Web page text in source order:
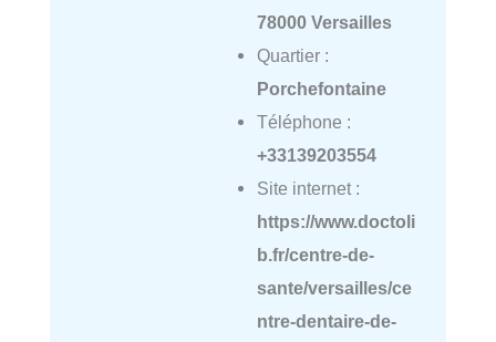
78000 Versailles
Quartier :
Porchefontaine
Téléphone :
+33139203554
Site internet :
https://www.doctoli
b.fr/centre-de-
sante/versailles/ce
ntre-dentaire-de-